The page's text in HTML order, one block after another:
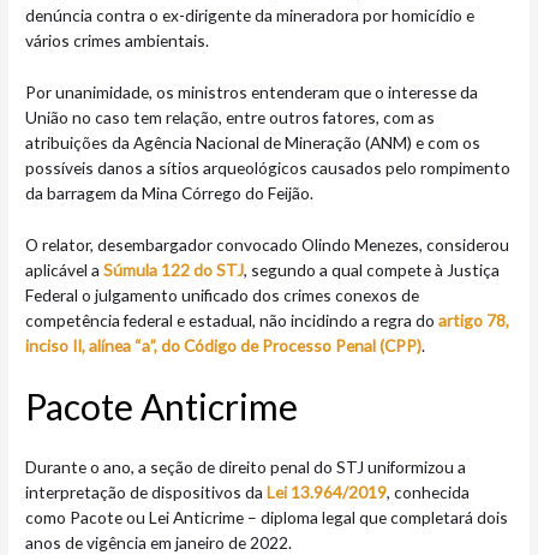
denúncia contra o ex-dirigente da mineradora por homicídio e
vários crimes ambientais.
Por unanimidade, os ministros entenderam que o interesse da
União no caso tem relação, entre outros fatores, com as
atribuições da Agência Nacional de Mineração (ANM) e com os
possíveis danos a sítios arqueológicos causados pelo rompimento
da barragem da Mina Córrego do Feijão.
O relator, desembargador convocado Olindo Menezes, considerou
aplicável aSúmula 122 do STJ, segundo a qual compete à Justiça
Federal o julgamento unificado dos crimes conexos de
competência federal e estadual, não incidindo a regra doartigo 78,
inciso II, alínea “a”, do Código de Processo Penal (CPP).
Pacote Anticrime
Durante o ano, a seção de direito penal do STJ uniformizou a
interpretação de dispositivos da Lei 13.964/2019, conhecida
como Pacote ou Lei Anticrime – diploma legal que completará dois
anos de vigência em janeiro de 2022.